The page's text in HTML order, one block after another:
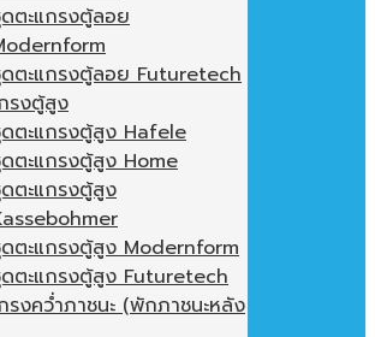
ตะแกรงตู้ลอย
ตะแกรงตู้ลอย Futuretech
รงตู้สูง
ตะแกรงตู้สูง Hafele
ตะแกรงตู้สูง Home
ตะแกรงตู้สูง
ตะแกรงตู้สูง Modernform
ตะแกรงตู้สูง Futuretech
รงคว่ำภาชนะ (พักภาชนะหลัง